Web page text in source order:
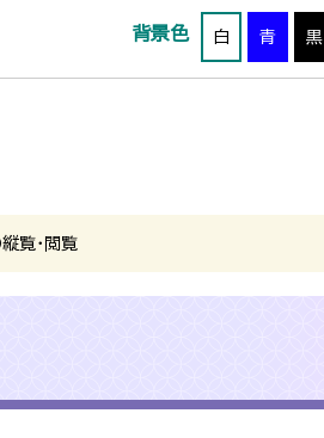
背景色 白 青 黒
覧・閲覧